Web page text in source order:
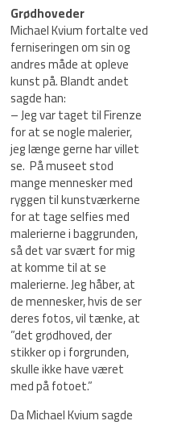
Grødhoveder
Michael Kvium fortalte ved
ferniseringen om sin og
andres måde at opleve
kunst på. Blandt andet
sagde han:
– Jeg var taget til Firenze
for at se nogle malerier,
jeg længe gerne har villet
se. På museet stod
mange mennesker med
ryggen til kunstværkerne
for at tage selfies med
malerierne i baggrunden,
så det var svært for mig
at komme til at se
malerierne. Jeg håber, at
de mennesker, hvis de ser
deres fotos, vil tænke, at
”det grødhoved, der
stikker op i forgrunden,
skulle ikke have været
med på fotoet.”
Da Michael Kvium sagde